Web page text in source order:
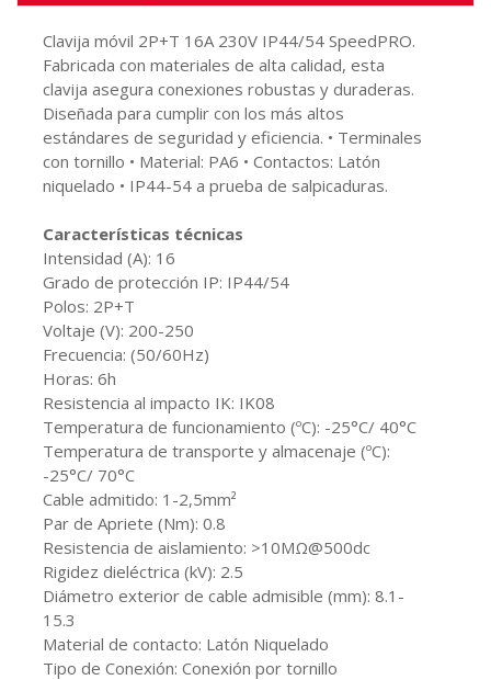
Clavija móvil 2P+T 16A 230V IP44/54 SpeedPRO.
Fabricada con materiales de alta calidad, esta
clavija asegura conexiones robustas y duraderas.
Diseñada para cumplir con los más altos
estándares de seguridad y eficiencia. • Terminales
con tornillo • Material: PA6 • Contactos: Latón
niquelado • IP44-54 a prueba de salpicaduras.
Características técnicas
Intensidad (A): 16
Grado de protección IP: IP44/54
Polos: 2P+T
Voltaje (V): 200-250
Frecuencia: (50/60Hz)
Horas: 6h
Resistencia al impacto IK: IK08
Temperatura de funcionamiento (ºC): -25°C/ 40°C
Temperatura de transporte y almacenaje (ºC):
-25°C/ 70°C
Cable admitido: 1-2,5mm²
Par de Apriete (Nm): 0.8
Resistencia de aislamiento: >10MΩ@500dc
Rigidez dieléctrica (kV): 2.5
Diámetro exterior de cable admisible (mm): 8.1-
15.3
Material de contacto: Latón Niquelado
Tipo de Conexión: Conexión por tornillo